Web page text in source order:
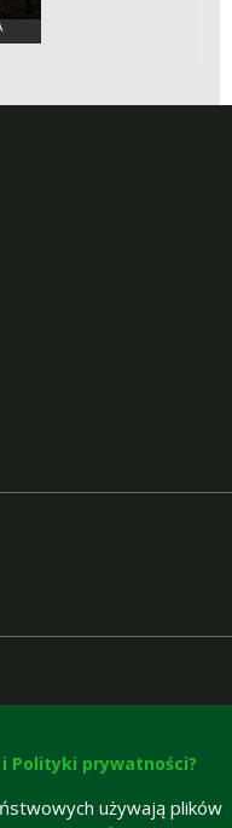
Polityki prywatności?
używają plików